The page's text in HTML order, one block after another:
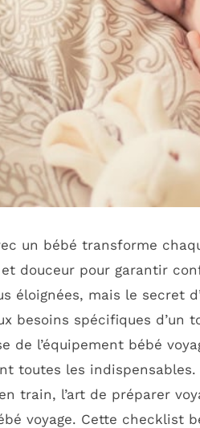
un bébé transforme
douceur pour garantir
éloignées, mais le secret
besoins spécifiques
de l’équipement bébé
toutes les
train, l’art de préparer
voyage. Cette checklist